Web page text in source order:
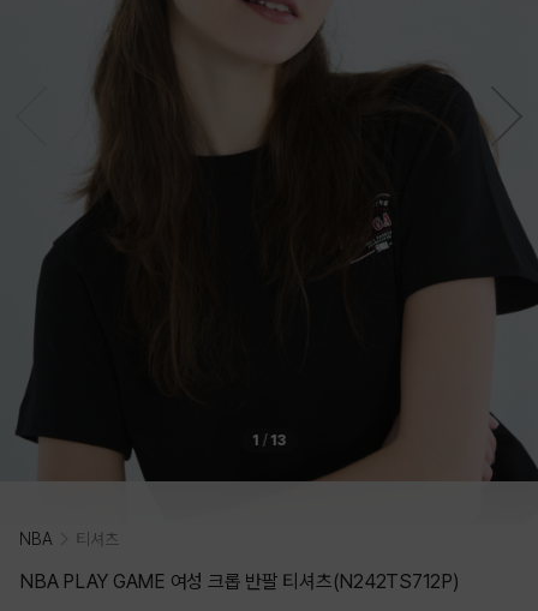
1 / 13
NBA 티셔츠
NBA PLAY GAME 여성 크롭 반팔 티셔츠(N242TS712P)